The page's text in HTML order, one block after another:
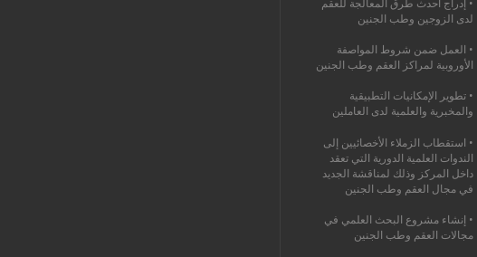
لدى الزوجين وطب الجنين
• العمل ضمن شروط المواصفة
الأوروبية لمراكز العقم وطب الجنين
• تطوير الإمكانيات التطبيقية
والمخبرية والعلمية لدى العاملين
• استقطاب الزملاء الأخصائيين إلى
الندوات العلمية الدورية التي تعقد
داخل المركز وذلك لمناقشة الجديد
في مجال العقم وطب الجنين
• إنشاء مشروع البحث العلمي في
مجالات العقم وطب الجنين